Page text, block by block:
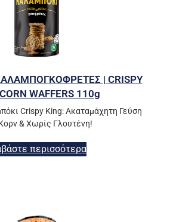
| CRISPY
WAFFERS 110g
Crispy King: Ακαταμάχητη Γεύση
& Χωρίς Γλουτένη!
περισσότερα